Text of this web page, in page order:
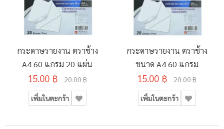
กระดาษรายงาน ตราช้าง
A4 60 แกรม 20 แผ่น
15.00 ฿ 20.00 ฿
เพิ่มในตะกร้า
กระดาษรายงาน ตราช้าง
ขนาด A4 60 แกรม
15.00 ฿ 20.00 ฿
เพิ่มในตะกร้า